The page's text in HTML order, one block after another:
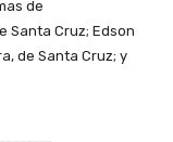
de
Santa Cruz; Edson
de Santa Cruz; y